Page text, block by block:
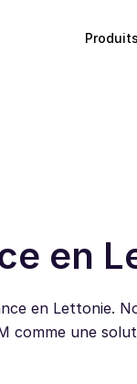
Produits
en
en Lettonie.
comme une